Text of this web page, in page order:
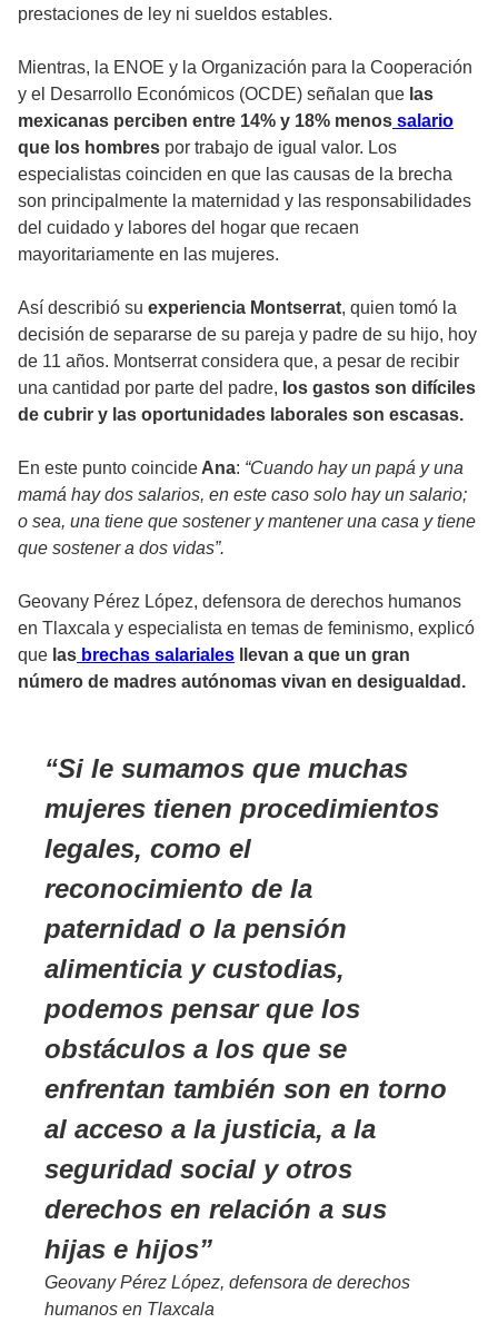
prestaciones de ley ni sueldos estables.
Mientras, la ENOE y la Organización para la Cooperación
y el Desarrollo Económicos (OCDE) señalan que las
mexicanas perciben entre 14% y 18% menos salario
que los hombres por trabajo de igual valor. Los
especialistas coinciden en que las causas de la brecha
son principalmente la maternidad y las responsabilidades
del cuidado y labores del hogar que recaen
mayoritariamente en las mujeres.
Así describió su experiencia Montserrat, quien tomó la
decisión de separarse de su pareja y padre de su hijo, hoy
de 11 años. Montserrat considera que, a pesar de recibir
una cantidad por parte del padre, los gastos son difíciles
de cubrir y las oportunidades laborales son escasas.
En este punto coincideAna: “Cuando hay un papá y una
mamá hay dos salarios, en este caso solo hay un salario;
o sea, una tiene que sostener y mantener una casa y tiene
que sostener a dos vidas”.
Geovany Pérez López, defensora de derechos humanos
en Tlaxcala y especialista en temas de feminismo, explicó
que las brechas salariales llevan a que un gran
número de madres autónomas vivan en desigualdad.
Si le sumamos que muchas
mujeres tienen procedimientos
legales, como el
reconocimiento de la
paternidad o la pensión
alimenticia y custodias,
podemos pensar que los
obstáculos a los que se
enfrentan también son en torno
al acceso a la justicia, a la
seguridad social y otros
derechos en relación a sus
hijas e hijos
Geovany Pérez López, defensora de derechos
humanos en Tlaxcala